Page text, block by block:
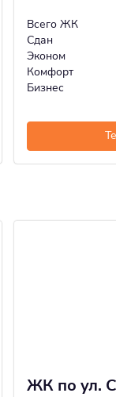
Всего ЖК
Сдан
Эконом
Комфорт
Бизнес
ЖК по ул.